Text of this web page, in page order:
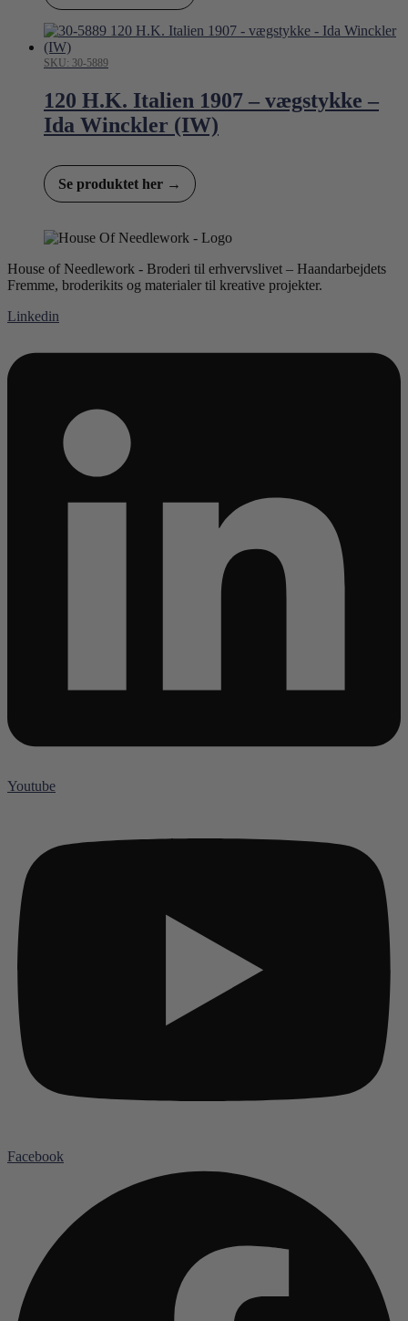
SKU: 30-5889
120 H.K. Italien 1907 – vægstykke –
Ida Winckler (IW)
Se produktet her →
House of Needlework - Broderi til erhvervslivet – Haandarbejdets
Fremme, broderikits og materialer til kreative projekter.
Linkedin
Youtube
Facebook